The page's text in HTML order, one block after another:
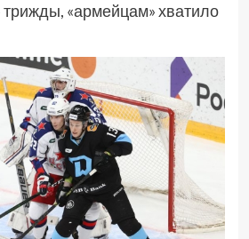
«армейцам» хватило